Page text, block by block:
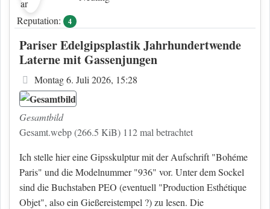
Reputation:
4
Pariser Edelgipsplastik Jahrhundertwende
Laterne mit Gassenjungen
Beitrag
Montag 6. Juli 2026, 15:28
Gesamtbild
Gesamt.webp (266.5 KiB) 112 mal betrachtet
Ich stelle hier eine Gipsskulptur mit der Aufschrift "Bohéme
Paris" und die Modelnummer "936" vor. Unter dem Sockel
sind die Buchstaben PEO (eventuell "Production Esthétique
Objet", also ein Gießereistempel ?) zu lesen. Die